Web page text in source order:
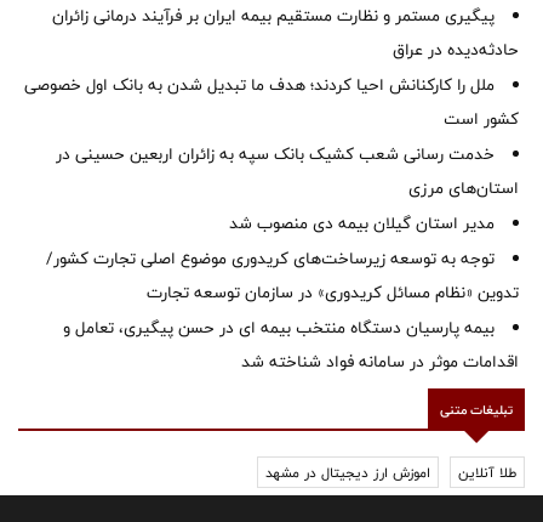
پیگیری مستمر و نظارت مستقیم بیمه ایران بر فرآیند درمانی زائران
حادثه‌دیده در عراق
ملل را کارکنانش احیا کردند؛ هدف ما تبدیل شدن به بانک اول خصوصی
کشور است
خدمت رسانی شعب کشیک بانک سپه به زائران اربعین حسینی در
استان‌‌های مرزی
‌مدیر استان گیلان بیمه دی منصوب شد
توجه به توسعه زیرساخت‌های کریدوری موضوع اصلی تجارت کشور/
تدوین «نظام مسائل کریدوری» در سازمان توسعه تجارت
بیمه پارسیان دستگاه منتخب بیمه ای در حسن پیگیری، تعامل و
اقدامات موثر در سامانه فواد شناخته شد
تبلیغات متنی
طلا آنلاین اموزش ارز دیجیتال در مشهد